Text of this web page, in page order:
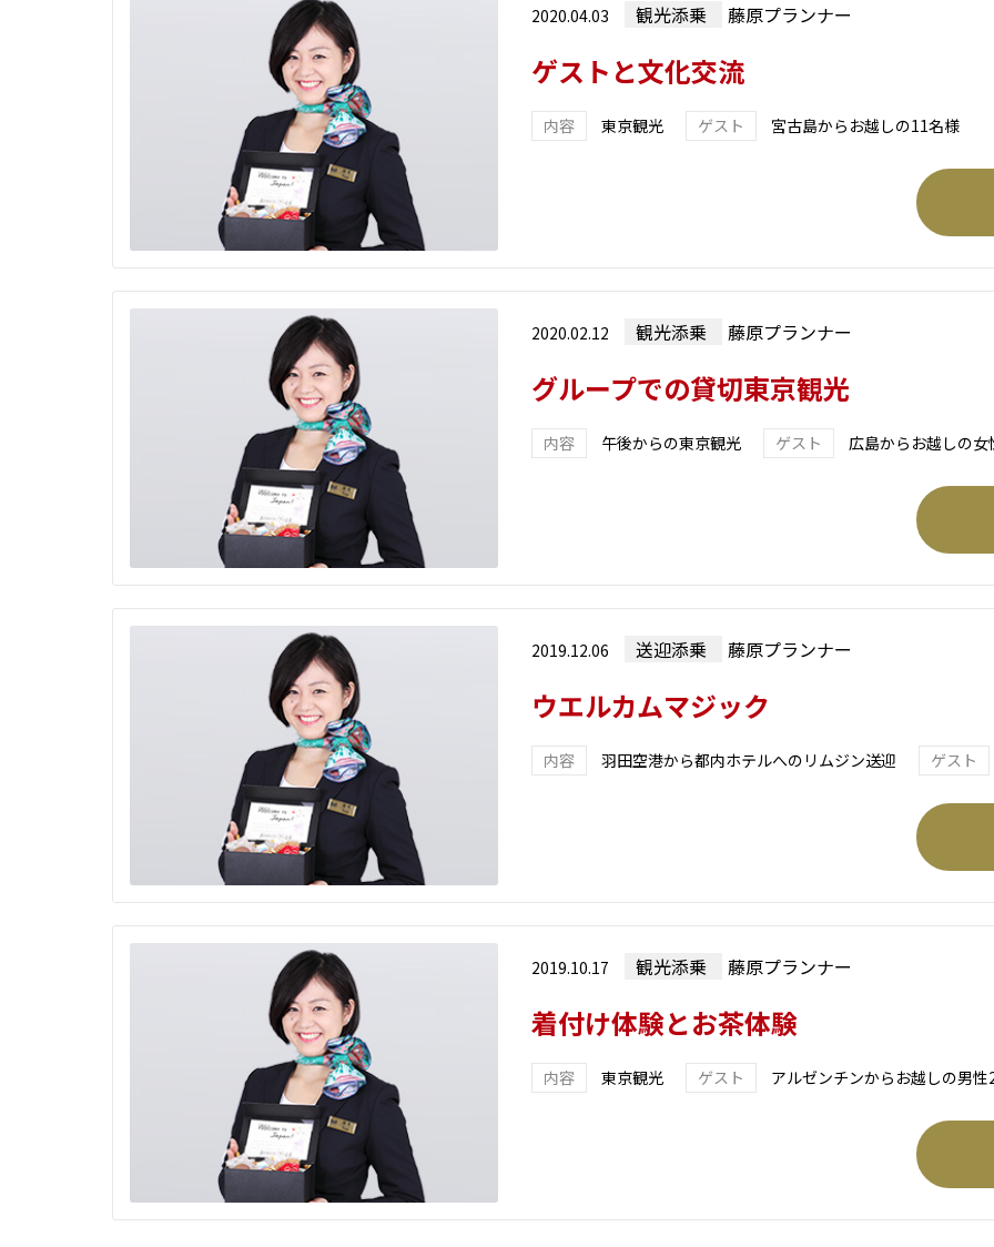
2020.04.03 観光添乗 藤原プランナー
ゲストと文化交流
東京観光 宮古島からお越しの11名様
2020.02.12 観光添乗 藤原プランナー
グループでの貸切東京観光
午後からの東京観光 広島からお越しの女
2019.12.06 送迎添乗 藤原プランナー
ウエルカムマジック
羽田空港から都内ホテルへのリムジン送迎
2019.10.17 観光添乗 藤原プランナー
着付け体験とお茶体験
東京観光 アルゼンチンからお越しの男